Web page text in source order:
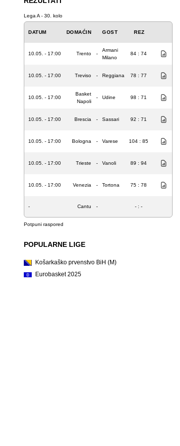
Lega A - 30. kolo
DATUM DOMAĆIN GOST REZ
10.05. - 17:00 Trento -
Armani
Milano
84 : 74
10.05. - 17:00 Treviso - Reggiana 78 : 77
10.05. - 17:00
Basket
Napoli
- Udine 98 : 71
10.05. - 17:00 Brescia - Sassari 92 : 71
10.05. - 17:00 Bologna - Varese 104 : 85
10.05. - 17:00 Trieste - Vanoli 89 : 94
10.05. - 17:00 Venezia - Tortona 75 : 78
- Cantu - - : -
Potpuni raspored
POPULARNE LIGE
Košarkaško prvenstvo BiH (M)
Eurobasket 2025